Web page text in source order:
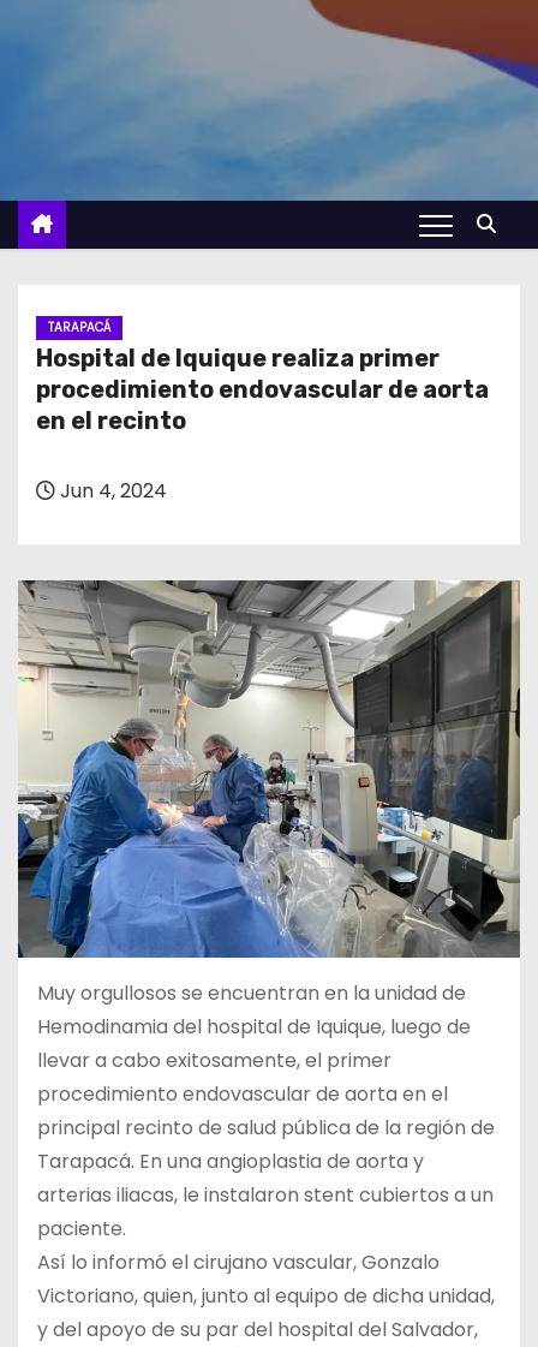
TARAPACÁ
Hospital de Iquique realiza primer
procedimiento endovascular de aorta
en el recinto
Jun 4, 2024
Muy orgullosos se encuentran en la unidad de
Hemodinamia del hospital de Iquique, luego de
llevar a cabo exitosamente, el primer
procedimiento endovascular de aorta en el
principal recinto de salud pública de la región de
Tarapacá. En una angioplastia de aorta y
arterias iliacas, le instalaron stent cubiertos a un
paciente.
Así lo informó el cirujano vascular, Gonzalo
Victoriano, quien, junto al equipo de dicha unidad,
y del apoyo de su par del hospital del Salvador,